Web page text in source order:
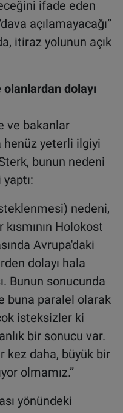
ifade eden
açılamayacağı”
itiraz yolunun açık
dolayı
ve bakanlar
henüz yeterli ilgiyi
bunun nedeni
nedeni,
Holokost
Avrupa'daki
dolayı hala
Bunun sonucunda
buna paralel olarak
isteksizler ki
bir sonucu var.
kez daha, büyük bir
olmamız.”
yönündeki